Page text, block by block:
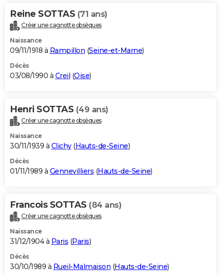
Reine SOTTAS (71 ans)
Créer une cagnotte obsèques
Naissance
09/11/1918 à Rampillon (Seine-et-Marne)
Décès
03/08/1990 à Creil (Oise)
Henri SOTTAS (49 ans)
Créer une cagnotte obsèques
Naissance
30/11/1939 à Clichy(Hauts-de-Seine)
Décès
01/11/1989 à Gennevilliers (Hauts-de-Seine)
Francois SOTTAS (84 ans)
Créer une cagnotte obsèques
Naissance
31/12/1904 à Paris (Paris)
Décès
30/10/1989 à Rueil-Malmaison (Hauts-de-Seine)